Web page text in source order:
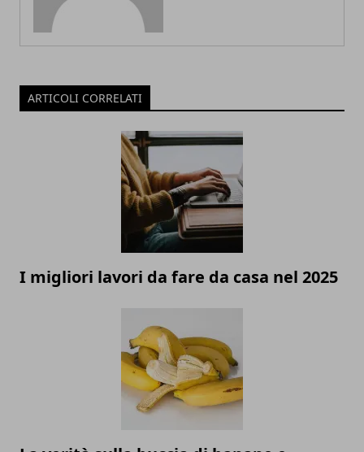
ARTICOLI CORRELATI
I migliori lavori da fare da casa nel 2025